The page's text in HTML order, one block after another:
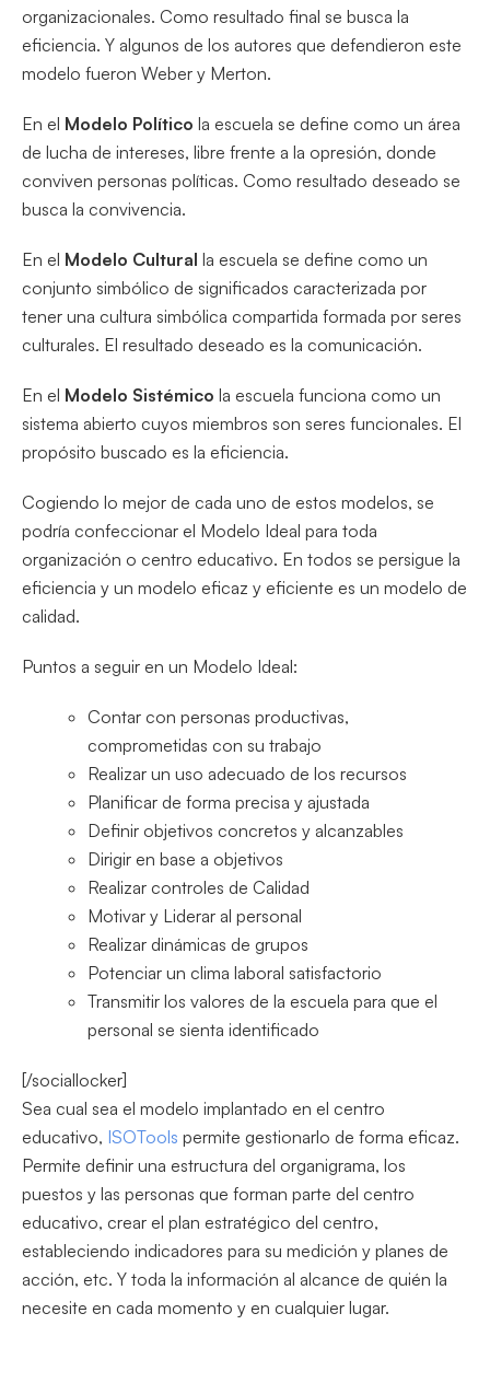
organizacionales. Como resultado final se busca la
eficiencia. Y algunos de los autores que defendieron este
modelo fueron Weber y Merton.
En el Modelo Político la escuela se define como un área
de lucha de intereses, libre frente a la opresión, donde
conviven personas políticas. Como resultado deseado se
busca la convivencia.
En el Modelo Cultural la escuela se define como un
conjunto simbólico de significados caracterizada por
tener una cultura simbólica compartida formada por seres
culturales. El resultado deseado es la comunicación.
En el Modelo Sistémico la escuela funciona como un
sistema abierto cuyos miembros son seres funcionales. El
propósito buscado es la eficiencia.
Cogiendo lo mejor de cada uno de estos modelos, se
podría confeccionar el Modelo Ideal para toda
organización o centro educativo. En todos se persigue la
eficiencia y un modelo eficaz y eficiente es un modelo de
calidad.
Puntos a seguir en un Modelo Ideal:
Contar con personas productivas,
comprometidas con su trabajo
Realizar un uso adecuado de los recursos
Planificar de forma precisa y ajustada
Definir objetivos concretos y alcanzables
Dirigir en base a objetivos
Realizar controles de Calidad
Motivar y Liderar al personal
Realizar dinámicas de grupos
Potenciar un clima laboral satisfactorio
Transmitir los valores de la escuela para que el
personal se sienta identificado
[/sociallocker]
Sea cual sea el modelo implantado en el centro
educativo, ISOTools permite gestionarlo de forma eficaz.
Permite definir una estructura del organigrama, los
puestos y las personas que forman parte del centro
educativo, crear el plan estratégico del centro,
estableciendo indicadores para su medición y planes de
acción, etc. Y toda la información al alcance de quién la
necesite en cada momento y en cualquier lugar.